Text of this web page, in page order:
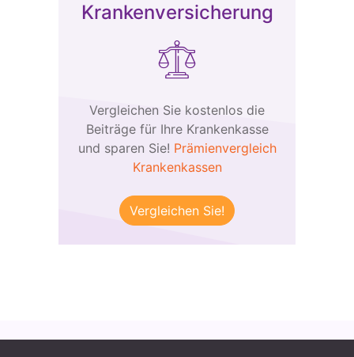
Krankenversicherung
Vergleichen Sie kostenlos die
Beiträge für Ihre Krankenkasse
und sparen Sie! Prämienvergleich
Krankenkassen
Vergleichen Sie!